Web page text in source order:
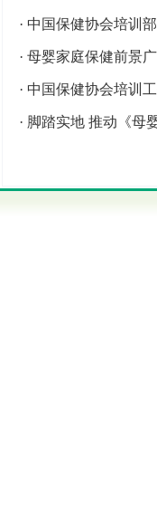
· 中国保健协会培训
· 母婴家庭保健前景
· 中国保健协会培训
· 脚踏实地 推动《母